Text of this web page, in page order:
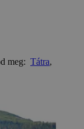
meg: Tátra,